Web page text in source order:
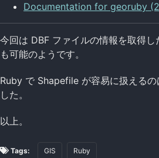
Documentation for georuby
今回は DBF ファイルの情報を取得
も可能のようです。
Ruby で Shapefile が容易に扱えるの
した。
以上。
Tags: GIS Ruby